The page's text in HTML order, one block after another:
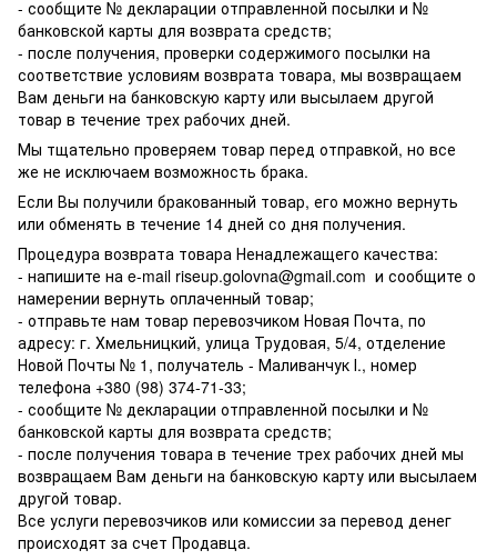
- сообщите № декларации отправленной посылки и №
банковской карты для возврата средств;
- после получения, проверки содержимого посылки на
соответствие условиям возврата товара, мы возвращаем
Вам деньги на банковскую карту или высылаем другой
товар в течение трех рабочих дней.
Мы тщательно проверяем товар перед отправкой, но все
же не исключаем возможность брака.
Если Вы получили бракованный товар, его можно вернуть
или обменять в течение 14 дней со дня получения.
Процедура возврата товара Ненадлежащего качества:
- напишите на e-mail riseup.golovna@gmail.com и сообщите о
намерении вернуть оплаченный товар;
- отправьте нам товар перевозчиком Новая Почта, по
адресу: г. Хмельницкий, улица Трудовая, 5/4, отделение
Новой Почты № 1, получатель - Маливанчук І., номер
телефона +380 (98) 374-71-33;
- сообщите № декларации отправленной посылки и №
банковской карты для возврата средств;
- после получения товара в течение трех рабочих дней мы
возвращаем Вам деньги на банковскую карту или высылаем
другой товар.
Все услуги перевозчиков или комиссии за перевод денег
происходят за счет Продавца.